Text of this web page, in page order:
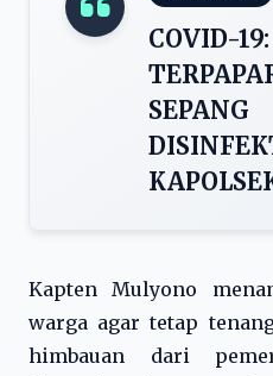
Kapten Mulyono
warga agar tetap
himbauan dari